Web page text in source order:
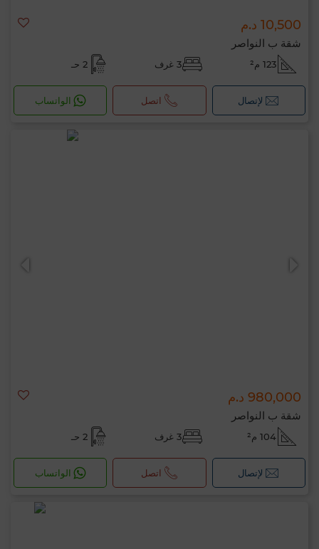
10,500 د.م
شقة ب النواصر
123 م² 3 غرف 2 حـ
لإتصال اتصل الواتساب
980,000 د.م
شقة ب النواصر
104 م² 3 غرف 2 حـ
لإتصال اتصل الواتساب